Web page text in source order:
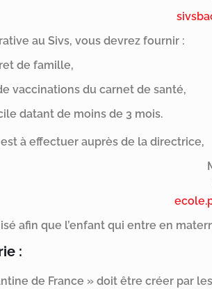
au Sivs, vous devrez fournir :
de famille,
vaccinations du carnet de santé,
datant de moins de 3 mois.
à effectuer auprès de la directrice,
afin que l’enfant qui entre en
:
de France » doit être créer par